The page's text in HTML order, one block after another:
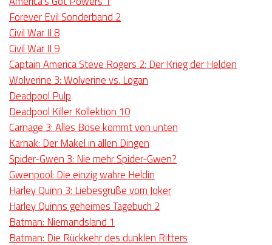
Forever Evil Sonderband 2
Civil War II 8
Civil War II 9
Captain America Steve Rogers 2: Der Krieg der Helden
Wolverine 3: Wolverine vs. Logan
Deadpool Pulp
Deadpool Killer Kollektion 10
Carnage 3: Alles Böse kommt von unten
Karnak: Der Makel in allen Dingen
Spider-Gwen 3: Nie mehr Spider-Gwen?
Gwenpool: Die einzig wahre Heldin
Harley Quinn 3: Liebesgrüße vom Joker
Harley Quinns geheimes Tagebuch 2
Batman: Niemandsland 1
Batman: Die Rückkehr des dunklen Ritters